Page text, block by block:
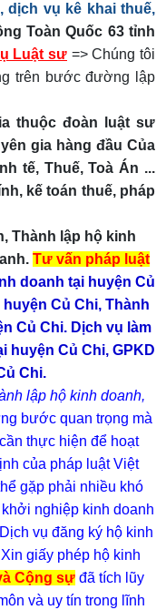
dịch vụ kê khai thuế,
Toàn Quốc 63 tỉnh
Luật sư => Chúng tôi
trên bước đường lập
thuộc đoàn luật sư
gia hàng đầu Của
tế, Thuế, Toà Án ...
kế toán thuế, pháp
Thành lập hộ kinh
Tư vấn pháp luật
doanh tại huyện Củ
Củ Chi, Thành
Củ Chi. Dịch vụ làm
huyện Củ Chi, GPKD
Chi.
lập hộ kinh doanh,
bước quan trọng mà
thực hiện để hoạt
của pháp luật Việt
gặp phải nhiều khó
nghiệp kinh doanh
vụ đăng ký hộ kinh
giấy phép hộ kinh
Cộng sự đã tích lũy
và uy tín trong lĩnh